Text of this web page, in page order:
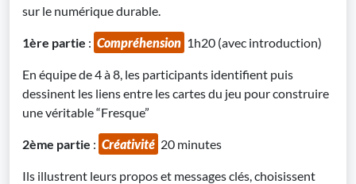
sur le numérique durable.
1ère partie : Compréhension 1h20 (avec introduction)
En équipe de 4 à 8, les participants identifient puis
dessinent les liens entre les cartes du jeu pour construire
une véritable “Fresque”
2ème partie : Créativité 20 minutes
Ils illustrent leurs propos et messages clés, choisissent